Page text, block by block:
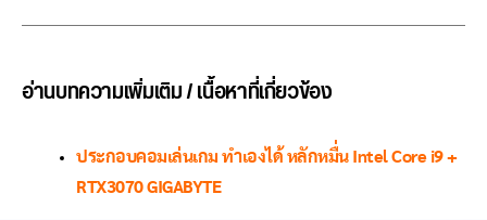
อ่านบทความเพิ่มเติม / เนื้อหาที่เกี่ยวข้อง
ประกอบคอมเล่นเกม ทำเองได้ หลักหมื่น Intel Core i9 +
RTX3070 GIGABYTE